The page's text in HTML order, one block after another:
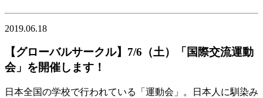
2019.06.18
【グローバルサークル】7/6（土）「国際交流運動
会」を開催します！
日本全国の学校で行われている「運動会」。日本人に馴染み